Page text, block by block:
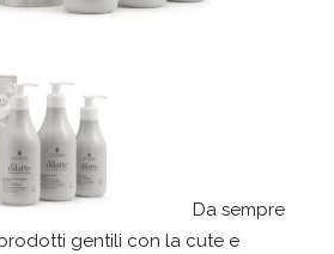
Da sempre
gentili con la cute e